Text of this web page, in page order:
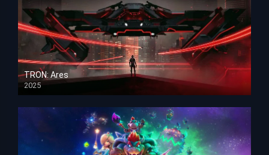
TRON: Ares
2025
HD 1080p